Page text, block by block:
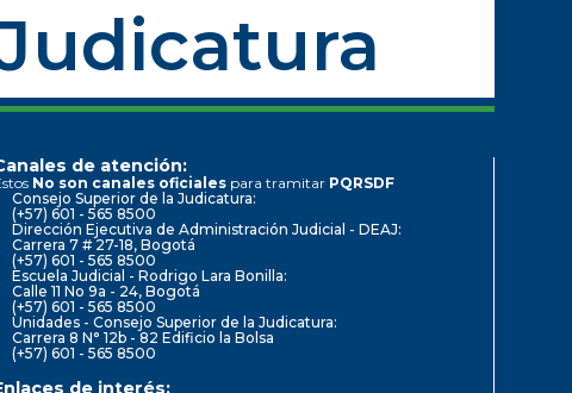
de atención:
No son canales oficiales para tramitar PQRSDF
Consejo Superior de la Judicatura:
(+57) 601 - 565 8500
Dirección Ejecutiva de Administración Judicial - DEAJ:
Carrera 7 # 27-18, Bogotá
(+57) 601 - 565 8500
Escuela Judicial - Rodrigo Lara Bonilla:
Calle 11 No 9a - 24, Bogotá
(+57) 601 - 565 8500
Unidades - Consejo Superior de la Judicatura:
Carrera 8 N° 12b - 82 Edificio la Bolsa
(+57) 601 - 565 8500
de interés: